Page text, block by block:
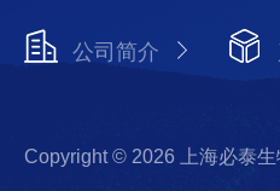
公司简介
Copyright © 2026 上海必泰